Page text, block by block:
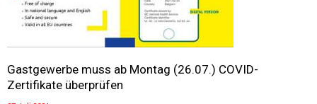
Gastgewerbe muss ab Montag (26.07.) COVID-
Zertifikate überprüfen